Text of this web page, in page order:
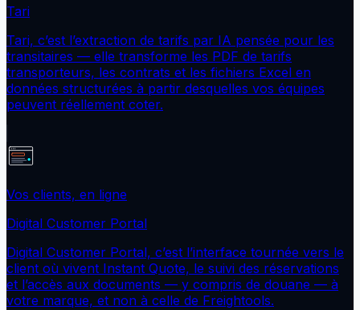
Tari
Tari, c’est l’extraction de tarifs par IA pensée pour les
transitaires — elle transforme les PDF de tarifs
transporteurs, les contrats et les fichiers Excel en
données structurées à partir desquelles vos équipes
peuvent réellement coter.
Vos clients, en ligne
Digital Customer Portal
Digital Customer Portal, c’est l’interface tournée vers le
client où vivent Instant Quote, le suivi des réservations
et l’accès aux documents — y compris de douane — à
votre marque, et non à celle de Freightools.